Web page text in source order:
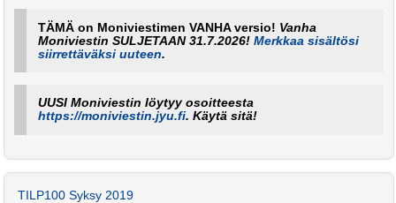
TÄMÄ on Moniviestimen VANHA versio! Vanha
Moniviestin SULJETAAN 31.7.2026!Merkkaa sisältösi
siirrettäväksi uuteen.
UUSI Moniviestin löytyy osoitteesta
https://moniviestin.jyu.fi. Käytä sitä!
TILP100 Syksy 2019